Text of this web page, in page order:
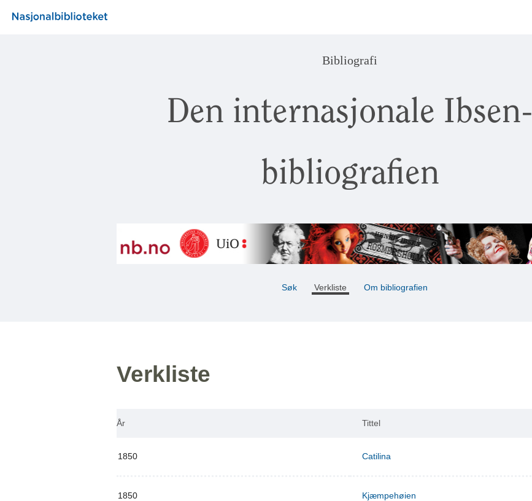
Bibliografi
Den internasjonale Ibsen-
bibliografien
Søk Verkliste Om bibliografien
Verkliste
År Tittel
1850 Catilina
1850 Kjæmpehøien